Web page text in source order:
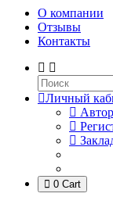
О компании
Отзывы
Контакты
Личный
0 Cart